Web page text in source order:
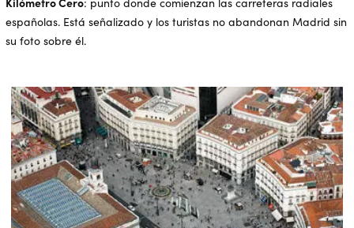
españolas. Está señalizado y los turistas no abandonan Madrid sin
su foto sobre él.